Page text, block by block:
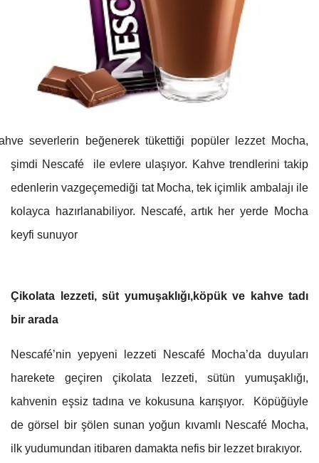
severlerin beğenerek tükettiği popüler lezzet Mocha,
şimdi Nescafé ile evlere ulaşıyor. Kahve trendlerini takip
edenlerin vazgeçemediği tat Mocha, tek içimlik ambalajı ile
kolayca hazırlanabiliyor. Nescafé, artık her yerde Mocha
keyfi sunuyor
Çikolata lezzeti, süt yumuşaklığı,köpük ve kahve tadı
bir arada
Nescafé’nin yepyeni lezzeti Nescafé Mocha’da duyuları
harekete geçiren çikolata lezzeti, sütün yumuşaklığı,
kahvenin eşsiz tadına ve kokusuna karışıyor. Köpüğüyle
de görsel bir şölen sunan yoğun kıvamlı Nescafé Mocha,
ilk yudumundan itibaren damakta nefis bir lezzet bırakıyor.